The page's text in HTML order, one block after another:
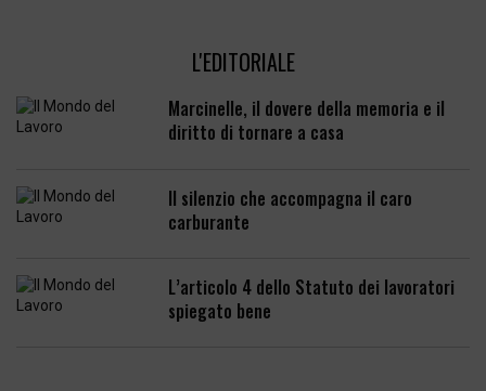
L'EDITORIALE
Marcinelle, il dovere della memoria e il
diritto di tornare a casa
Il silenzio che accompagna il caro
carburante
L’articolo 4 dello Statuto dei lavoratori
spiegato bene